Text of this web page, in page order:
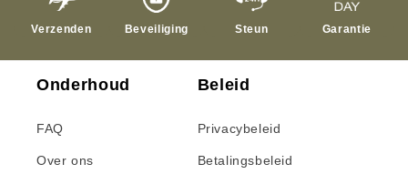
Verzenden Beveiliging Steun Garantie
Onderhoud
FAQ
Over ons
Beleid
Privacybeleid
Betalingsbeleid